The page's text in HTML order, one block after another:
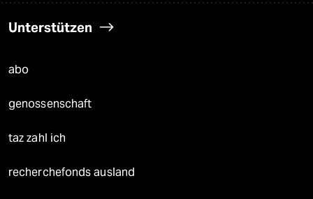
Unterstützen
abo
genossenschaft
taz zahl ich
recherchefonds ausland